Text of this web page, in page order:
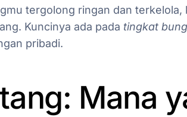
tergolong ringan dan terkelola,
Kuncinya ada pada tingkat
pribadi.
Mana